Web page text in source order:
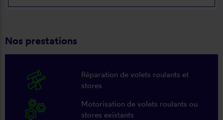
Nos prestations
Réparation de volets roulants et
stores
Motorisation de volets roulants ou
stores existants